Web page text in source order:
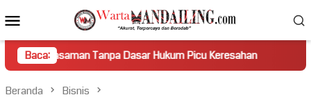
ke
kontenMobile
Baca:
Tanpa Dasar Hukum Picu Keresahan Truk Miring
Beranda Bisnis